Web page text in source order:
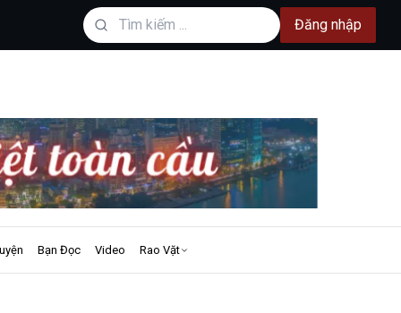
Đăng nhập
Bạn Đọc Video Rao Vặt